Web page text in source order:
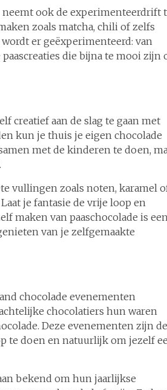
neemt ook de experimenteerdrift
zoals matcha, chili of zelfs
er geëxperimenteerd: van
die bijna te mooi zijn
creatief aan de slag te gaan met
kun je thuis je eigen chocolade
met de kinderen te doen,
vullingen zoals noten, karamel
je fantasie de vrije loop en
maken van paaschocolade is
van je zelfgemaakte
chocolade evenementen
chocolatiers hun waren
Deze evenementen zijn de
te doen en natuurlijk om jezelf
bekend om hun jaarlijkse